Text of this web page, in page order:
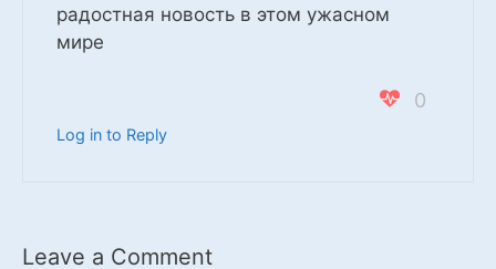
радостная новость в этом ужасном
мире
0
Log in to Reply
Leave a Comment